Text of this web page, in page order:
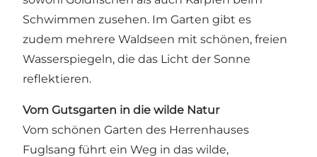
Schwimmen zusehen. Im Garten gibt es
zudem mehrere Waldseen mit schönen, freien
Wasserspiegeln, die das Licht der Sonne
reflektieren.
Vom Gutsgarten in die wilde Natur
Vom schönen Garten des Herrenhauses
Fuglsang führt ein Weg in das wilde,